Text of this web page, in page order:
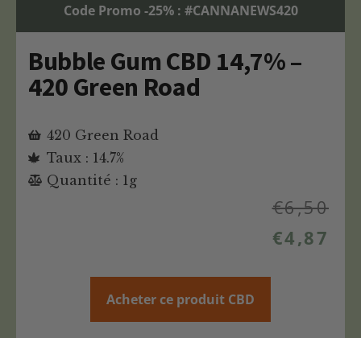
Code Promo -25% : #CANNANEWS420
Bubble Gum CBD 14,7% –
420 Green Road
420 Green Road
Taux : 14.7%
Quantité : 1g
€6,50
€4,87
Acheter ce produit CBD